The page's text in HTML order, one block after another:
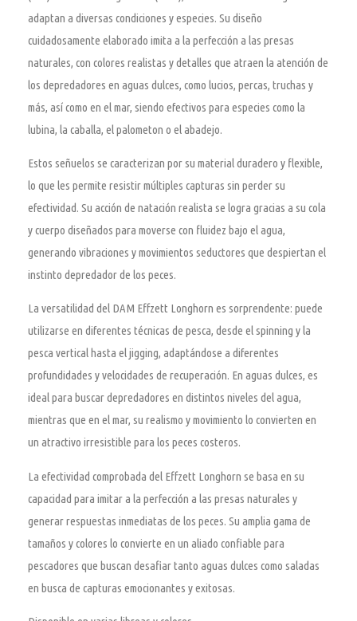
adaptan a diversas condiciones y especies. Su diseño
cuidadosamente elaborado imita a la perfección a las presas
naturales, con colores realistas y detalles que atraen la atención de
los depredadores en aguas dulces, como lucios, percas, truchas y
más, así como en el mar, siendo efectivos para especies como la
lubina, la caballa, el palometon o el abadejo.
Estos señuelos se caracterizan por su material duradero y flexible,
lo que les permite resistir múltiples capturas sin perder su
efectividad. Su acción de natación realista se logra gracias a su cola
y cuerpo diseñados para moverse con fluidez bajo el agua,
generando vibraciones y movimientos seductores que despiertan el
instinto depredador de los peces.
La versatilidad del DAM Effzett Longhorn es sorprendente: puede
utilizarse en diferentes técnicas de pesca, desde el spinning y la
pesca vertical hasta el jigging, adaptándose a diferentes
profundidades y velocidades de recuperación. En aguas dulces, es
ideal para buscar depredadores en distintos niveles del agua,
mientras que en el mar, su realismo y movimiento lo convierten en
un atractivo irresistible para los peces costeros.
La efectividad comprobada del Effzett Longhorn se basa en su
capacidad para imitar a la perfección a las presas naturales y
generar respuestas inmediatas de los peces. Su amplia gama de
tamaños y colores lo convierte en un aliado confiable para
pescadores que buscan desafiar tanto aguas dulces como saladas
en busca de capturas emocionantes y exitosas.